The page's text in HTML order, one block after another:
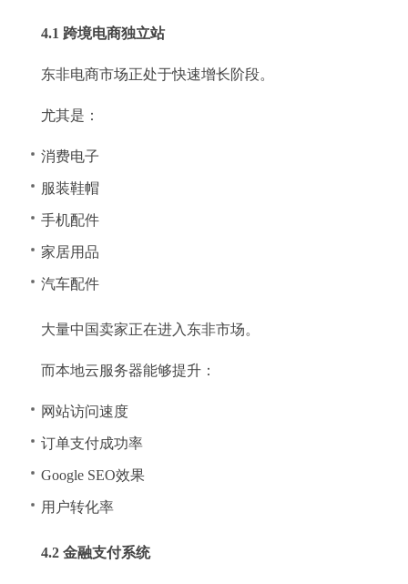
4.1 跨境电商独立站
东非电商市场正处于快速增长阶段。
尤其是：
消费电子
服装鞋帽
手机配件
家居用品
汽车配件
大量中国卖家正在进入东非市场。
而本地云服务器能够提升：
网站访问速度
订单支付成功率
Google SEO效果
用户转化率
4.2 金融支付系统